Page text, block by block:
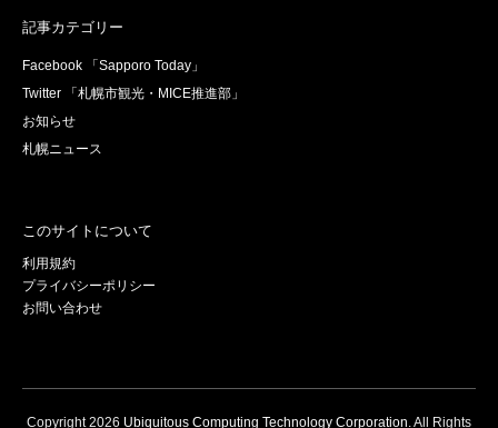
記事カテゴリー
Facebook 「Sapporo Today」
Twitter 「札幌市観光・MICE推進部」
お知らせ
札幌ニュース
このサイトについて
利用規約
プライバシーポリシー
お問い合わせ
Copyright2026 Ubiquitous Computing Technology Corporation. All Rights